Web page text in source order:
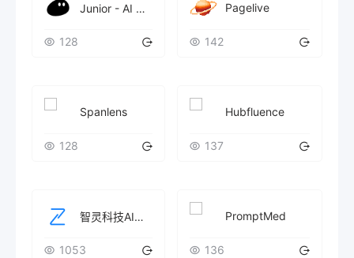
Junior - AI 销售运营员工与智能工作助手
128
Pagelive
142
Spanlens
128
Hubfluence
137
智灵科技AI应用定制开发
1053
PromptMed
136